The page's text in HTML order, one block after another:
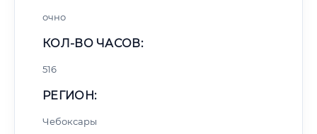
очно
КОЛ-ВО ЧАСОВ:
516
РЕГИОН:
Чебоксары